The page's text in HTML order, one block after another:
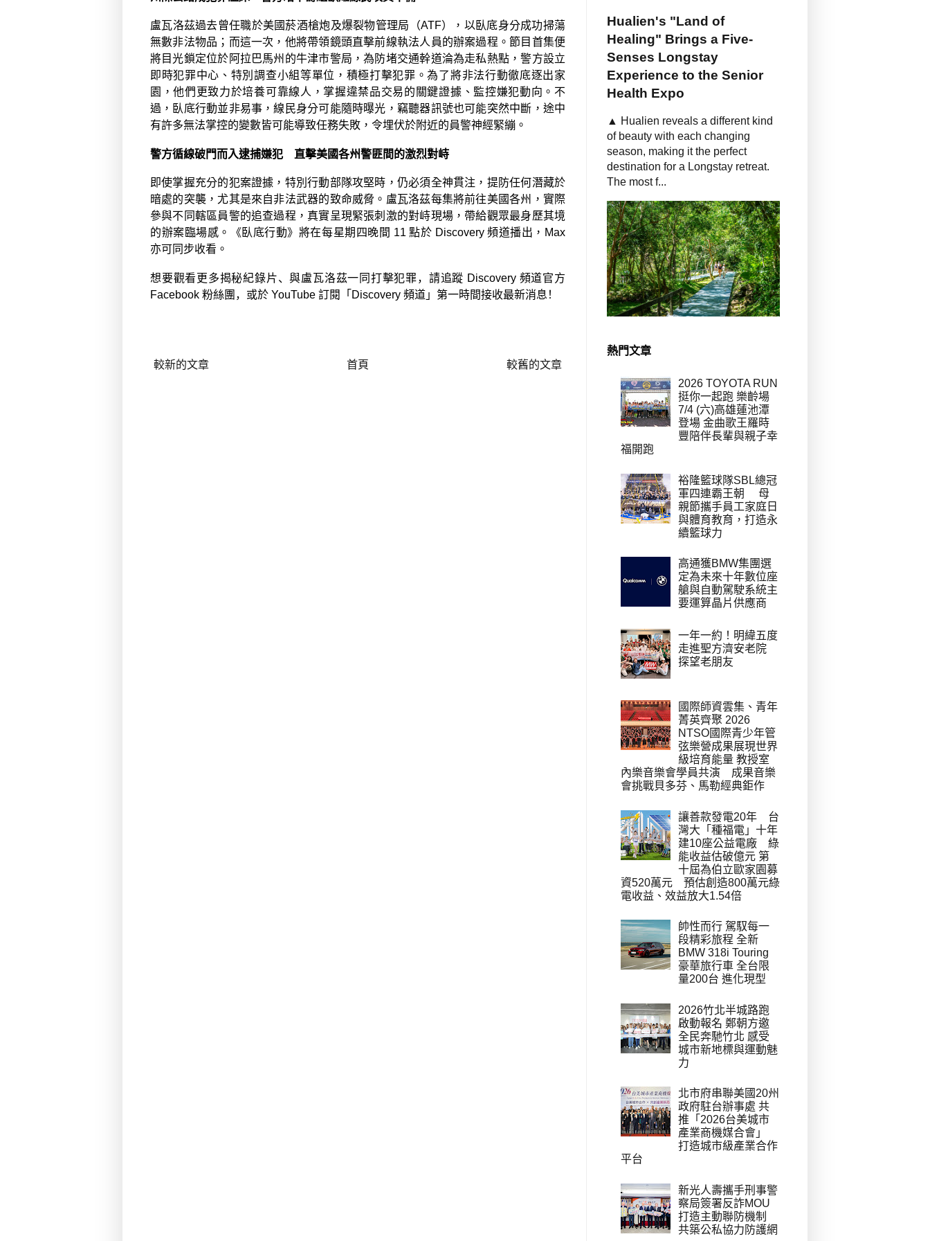
盧瓦洛茲過去曾任職於美國菸酒槍炮及爆裂物管理局（ATF），以臥底身分成功掃蕩
無數非法物品；而這一次，他將帶領鏡頭直擊前線執法人員的辦案過程。節目首集便
將目光鎖定位於阿拉巴馬州的牛津市警局，為防堵交通幹道淪為走私熱點，警方設立
即時犯罪中心、特別調查小組等單位，積極打擊犯罪。為了將非法行動徹底逐出家
園，他們更致力於培養可靠線人，掌握違禁品交易的關鍵證據、監控嫌犯動向。 不
過，臥底行動並非易事，線民身分可能隨時曝光，竊聽器訊號也可能突然中斷，途中
有許多無法掌控的變數皆可能導致任務失敗，令埋伏於附近的員警神經緊繃。
警方循線破門而入逮捕嫌犯 直擊美國各州警匪間的激烈對峙
即使掌握充分的犯案證據，特別行動部隊攻堅時，仍必須全神貫注，提防任何潛藏於
暗處的突襲，尤其是來自非法武器的致命威脅。盧瓦洛茲每集將前往美國各州，實際
參與不同轄區員警的追查過程，真實呈現緊張刺激的對峙現場，帶給觀眾最身歷其境
的辦案臨場感。《臥底行動》將在每星期四晚間 11點於 Discovery頻道播出， Max
亦可同步收看。
想要觀看更多揭秘紀錄片、與盧瓦洛茲一同打擊犯罪，請追蹤 Discovery 頻道官方
Facebook 粉絲團 ，或於 YouTube 訂閱「 Discovery 頻道 」第一時間接收最新消息！
較新的文章 較舊的文章
首頁
Hualien's "Land of
Healing" Brings a Five-
Senses Longstay
Experience to the Senior
Health Expo
▲ Hualien reveals a different kind
of beauty with each changing
season, making it the perfect
destination for a Longstay retreat.
The most f...
熱門文章
2026 TOYOTA RUN
挺你一起跑 樂齡場
7/4 (六)高雄蓮池潭
登場 金曲歌王羅時
豐陪伴長輩與親子幸
福開跑
裕隆籃球隊SBL總冠
軍四連霸王朝 母
親節攜手員工家庭日
與體育教育，打造永
續籃球力
高通獲BMW集團選
定為未來十年數位座
艙與自動駕駛系統主
要運算晶片供應商
一年一約！明緯五度
走進聖方濟安老院
探望老朋友
國際師資雲集、青年
菁英齊聚 2026
NTSO國際青少年管
弦樂營成果展現世界
級培育能量 教授室
內樂音樂會學員共演 成果音樂
會挑戰貝多芬、馬勒經典鉅作
讓善款發電20年 台
灣大「種福電」十年
建10座公益電廠 綠
能收益估破億元 第
十屆為伯立歐家園募
資520萬元 預估創造800萬元綠
電收益、效益放大1.54倍
帥性而行 駕馭每一
段精彩旅程 全新
BMW 318i Touring
豪華旅行車 全台限
量200台 進化現型
2026竹北半城路跑
啟動報名 鄭朝方邀
全民奔馳竹北 感受
城市新地標與運動魅
力
北市府串聯美國20州
政府駐台辦事處 共
推「2026台美城市
產業商機媒合會」
打造城市級產業合作
平台
新光人壽攜手刑事警
察局簽署反詐MOU
打造主動聯防機制
共築公私協力防護網